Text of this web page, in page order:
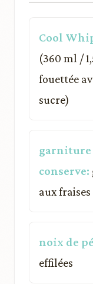
Cool
(360 ml /
fouettée
sucre)
garniture
conserve:
aux fraises
noix de
effilées